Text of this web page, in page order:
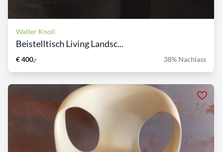
Walter Knoll
Beistelltisch Living Landsc...
€ 400,- 38% Nachlass